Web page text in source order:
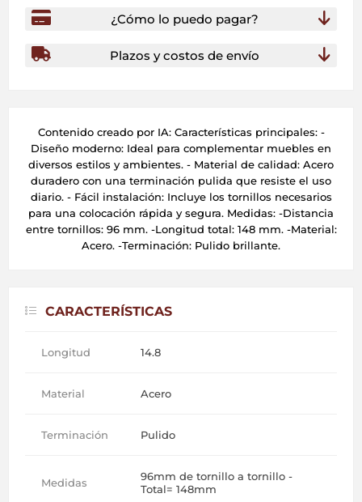
¿Cómo lo puedo pagar?
Plazos y costos de envío
Contenido creado por IA: Características principales: -
Diseño moderno: Ideal para complementar muebles en
diversos estilos y ambientes. - Material de calidad: Acero
duradero con una terminación pulida que resiste el uso
diario. - Fácil instalación: Incluye los tornillos necesarios
para una colocación rápida y segura. Medidas: -Distancia
entre tornillos: 96 mm. -Longitud total: 148 mm. -Material:
Acero. -Terminación: Pulido brillante.
CARACTERÍSTICAS
Longitud 14.8
Material Acero
Terminación Pulido
Medidas
96mm de tornillo a tornillo -
Total= 148mm